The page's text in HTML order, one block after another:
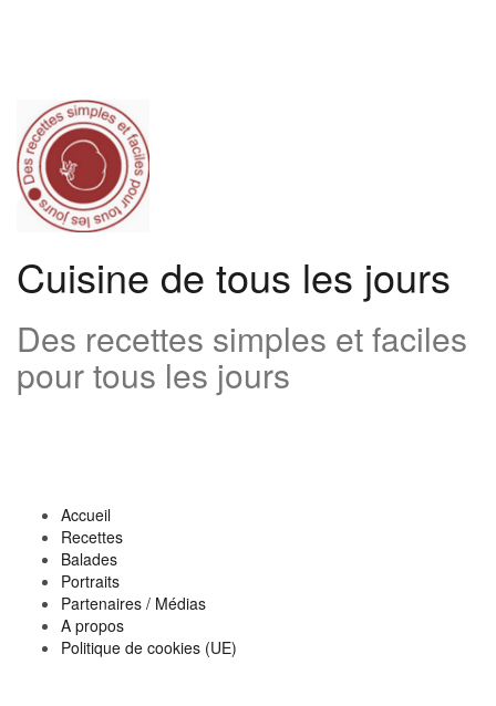
Cuisine de tous les jours
Des recettes simples et faciles
pour tous les jours
Accueil
Recettes
Balades
Portraits
Partenaires / Médias
A propos
Politique de cookies (UE)